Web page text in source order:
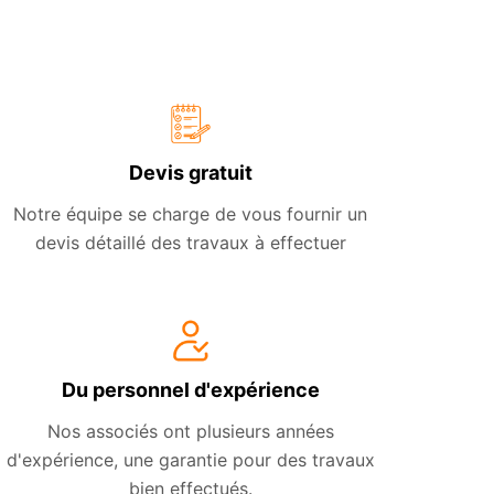
Devis gratuit
Notre équipe se charge de vous fournir un
devis détaillé des travaux à effectuer
Du personnel d'expérience
Nos associés ont plusieurs années
d'expérience, une garantie pour des travaux
bien effectués.